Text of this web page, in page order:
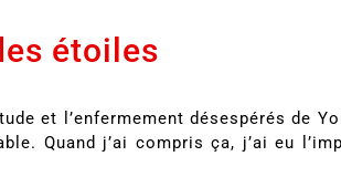
étoiles
et l’enfermement désespérés de
Quand j’ai compris ça, j’ai eu